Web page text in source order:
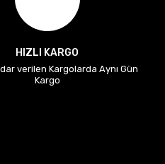
HIZLI KARGO
verilen Kargolarda Aynı Gün
Kargo